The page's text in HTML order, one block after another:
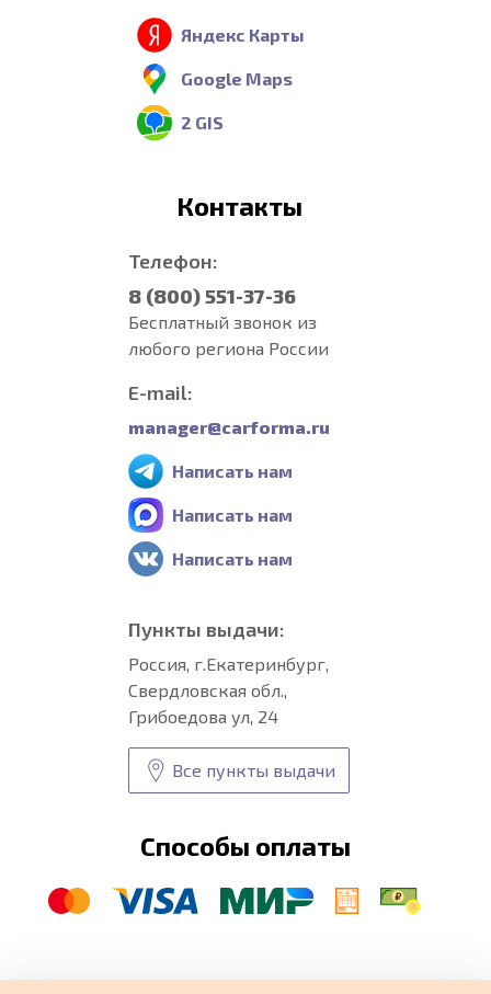
Яндекс Карты
Google Maps
2 GIS
Контакты
Телефон:
8 (800) 551-37-36
Бесплатный звонок из
любого региона России
E-mail:
manager@carforma.ru
Написать нам
Написать нам
Написать нам
Пункты выдачи:
Россия, г.Екатеринбург,
Свердловская обл.,
Грибоедова ул, 24
Все пункты выдачи
Способы оплаты